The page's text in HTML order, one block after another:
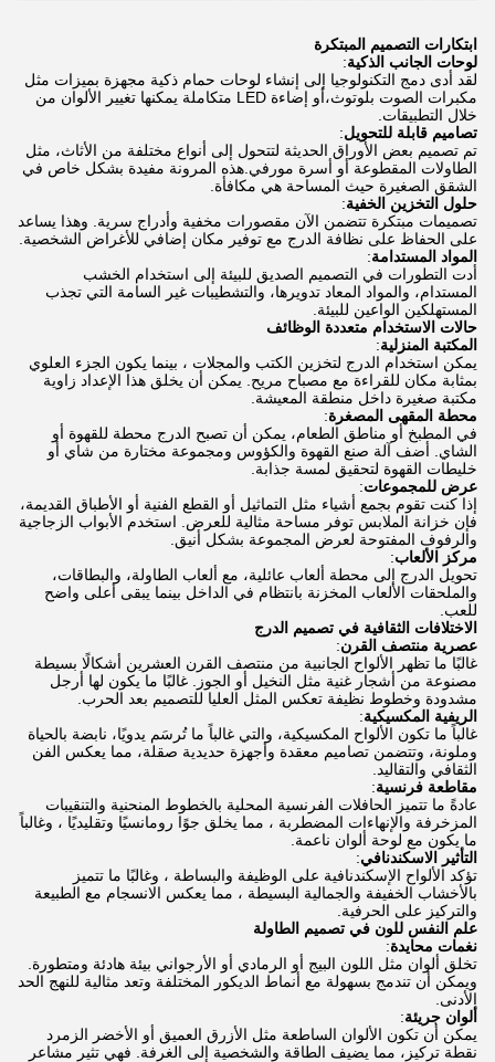
ابتكارات التصميم المبتكرة
لوحات الجانب الذكية:
لقد أدى دمج التكنولوجيا إلى إنشاء لوحات حمام ذكية مجهزة بميزات مثل
مكبرات الصوت بلوتوث،أو إضاءة LED متكاملة يمكنها تغيير الألوان من
خلال التطبيقات.
تصاميم قابلة للتحويل:
تم تصميم بعض الأوراق الحديثة لتتحول إلى أنواع مختلفة من الأثاث، مثل
الطاولات المقطوعة أو أسرة مورفي.هذه المرونة مفيدة بشكل خاص في
الشقق الصغيرة حيث المساحة هي مكافأة.
حلول التخزين الخفية:
تصميمات مبتكرة تتضمن الآن مقصورات مخفية وأدراج سرية. وهذا يساعد
على الحفاظ على نظافة الدرج مع توفير مكان إضافي للأغراض الشخصية.
المواد المستدامة:
أدت التطورات في التصميم الصديق للبيئة إلى استخدام الخشب
المستدام، والمواد المعاد تدويرها، والتشطيبات غير السامة التي تجذب
المستهلكين الواعين للبيئة.
حالات الاستخدام متعددة الوظائف
المكتبة المنزلية:
يمكن استخدام الدرج لتخزين الكتب والمجلات ، بينما يكون الجزء العلوي
بمثابة مكان للقراءة مع مصباح مريح. يمكن أن يخلق هذا الإعداد زاوية
مكتبة صغيرة داخل منطقة المعيشة.
محطة المقهى المصغرة:
في المطبخ أو مناطق الطعام، يمكن أن تصبح الدرج محطة للقهوة أو
الشاي. أضف آلة صنع القهوة والكؤوس ومجموعة مختارة من شاي أو
خليطات القهوة لتحقيق لمسة جذابة.
عرض للمجموعات:
إذا كنت تقوم بجمع أشياء مثل التماثيل أو القطع الفنية أو الأطباق القديمة،
فإن خزانة الملابس توفر مساحة مثالية للعرض. استخدم الأبواب الزجاجية
والرفوف المفتوحة لعرض المجموعة بشكل أنيق.
مركز الألعاب:
تحويل الدرج إلى محطة ألعاب عائلية، مع ألعاب الطاولة، والبطاقات،
والملحقات الألعاب المخزنة بانتظام في الداخل بينما يبقى أعلى واضح
للعب.
الاختلافات الثقافية في تصميم الدرج
عصرية منتصف القرن:
غالبًا ما تظهر الألواح الجانبية من منتصف القرن العشرين أشكالًا بسيطة
مصنوعة من أشجار غنية مثل النخيل أو الجوز. غالبًا ما يكون لها أرجل
مشدودة وخطوط نظيفة تعكس المثل العليا للتصميم بعد الحرب.
الريفية المكسيكية:
غالباً ما تكون الألواح المكسيكية، والتي غالباً ما تُرسَم يدويًا، نابضة بالحياة
وملونة، وتتضمن تصاميم معقدة وأجهزة حديدية صقلة، مما يعكس الفن
الثقافي والتقاليد.
مقاطعة فرنسية:
عادةً ما تتميز الحافلات الفرنسية المحلية بالخطوط المنحنية والتنقيبات
المزخرفة والإنهاءات المضطربة ، مما يخلق جوًا رومانسيًا وتقليديًا ، وغالباً
ما يكون مع لوحة ألوان ناعمة.
التأثير الاسكندنافي:
تؤكد الألواح الإسكندنافية على الوظيفة والبساطة ، وغالبًا ما تتميز
بالأخشاب الخفيفة والجمالية البسيطة ، مما يعكس الانسجام مع الطبيعة
والتركيز على الحرفية.
علم النفس للون في تصميم الطاولة
نغمات محايدة:
تخلق ألوان مثل اللون البيج أو الرمادي أو الأرجواني بيئة هادئة ومتطورة.
ويمكن أن تندمج بسهولة مع أنماط الديكور المختلفة وتعد مثالية للنهج الحد
الأدنى.
ألوان جريئة:
يمكن أن تكون الألوان الساطعة مثل الأزرق العميق أو الأخضر الزمرد
نقطة تركيز، مما يضيف الطاقة والشخصية إلى الغرفة. فهي تثير مشاعر